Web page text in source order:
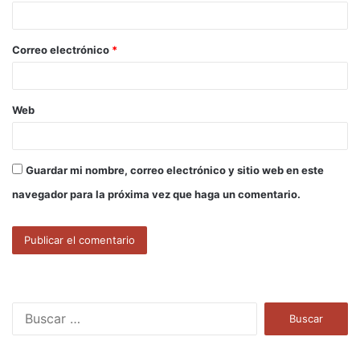
*
Correo electrónico *
Web
Guardar mi nombre, correo electrónico y sitio web en este
navegador para la próxima vez que haga un comentario.